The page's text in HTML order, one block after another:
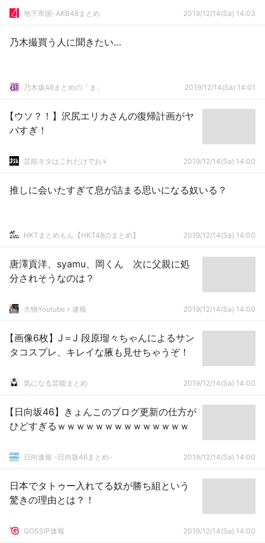
地下帝国-AKB48まとめ 2019/12/14(Sa) 14:03
乃木撮買う人に聞きたい…
乃木坂46まとめの「ま」 2019/12/14(Sa) 14:01
【ウソ？！】沢尻エリカさんの復帰計画がヤ
バすぎ！
芸能ネタはこれだけでおｋ 2019/12/14(Sa) 14:00
推しに会いたすぎて息が詰まる思いになる奴いる？
HKTまとめもん【HKT48のまとめ】 2019/12/14(Sa) 14:00
唐澤貢洋、syamu、岡くん 次に父親に処
分されそうなのは？
大物Youtubeｒ速報 2019/12/14(Sa) 14:00
【画像6枚】J＝J 段原瑠々ちゃんによるサン
タコスプレ、キレイな腋も見せちゃうぞ！
気になる芸能まとめ 2019/12/14(Sa) 14:00
【日向坂46】きょんこのブログ更新の仕方が
ひどすぎるｗｗｗｗｗｗｗｗｗｗｗｗｗｗ
日向速報 -日向坂46まとめ- 2019/12/14(Sa) 14:00
日本でタトゥー入れてる奴が勝ち組という
驚きの理由とは？！
GOSSIP速報 2019/12/14(Sa) 14:00